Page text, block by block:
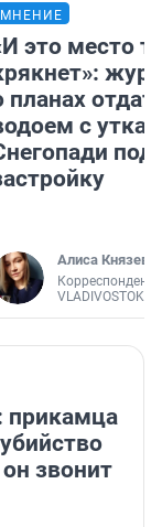
МНЕНИЕ
это место
планах
с
под
Алиса Князева
Корреспондент
прикамца
звонит